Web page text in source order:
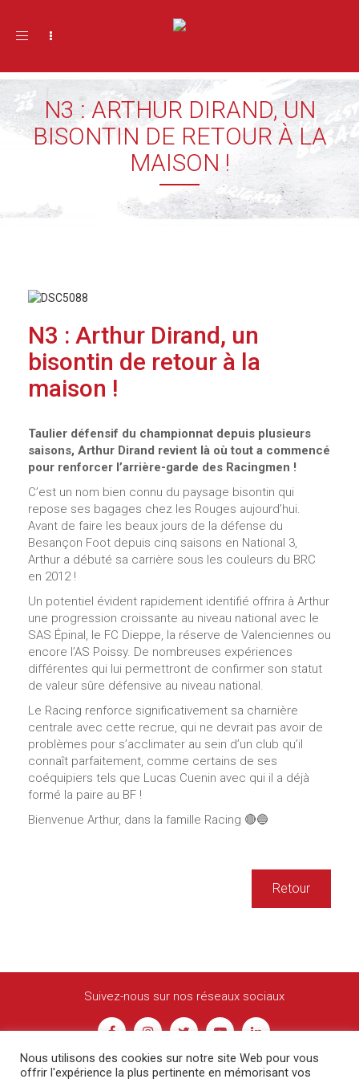
Toggle navigation
N3 : ARTHUR DIRAND, UN
BISONTIN DE RETOUR À LA
MAISON !
N3 : Arthur Dirand, un
bisontin de retour à la
maison !
Taulier défensif du championnat depuis plusieurs
saisons, Arthur Dirand revient là où tout a commencé
pour renforcer l’arrière-garde des Racingmen !
C’est un nom bien connu du paysage bisontin qui
repose ses bagages chez les Rouges aujourd’hui.
Avant de faire les beaux jours de la défense du
Besançon Foot depuis cinq saisons en National 3,
Arthur a débuté sa carrière sous les couleurs du BRC
en 2012 !
Un potentiel évident rapidement identifié offrira à Arthur
une progression croissante au niveau national avec le
SAS Épinal, le FC Dieppe, la réserve de Valenciennes ou
encore l’AS Poissy. De nombreuses expériences
différentes qui lui permettront de confirmer son statut
de valeur sûre défensive au niveau national.
Le Racing renforce significativement sa charnière
centrale avec cette recrue, qui ne devrait pas avoir de
problèmes pour s’acclimater au sein d’un club qu’il
connaît parfaitement, comme certains de ses
coéquipiers tels que Lucas Cuenin avec qui il a déjà
formé la paire au BF !
Bienvenue Arthur, dans la famille Racing 🔴🔵
Retour
Suivez-nous sur nos réseaux sociaux
Nous utilisons des cookies sur notre site Web pour vous
offrir l'expérience la plus pertinente en mémorisant vos